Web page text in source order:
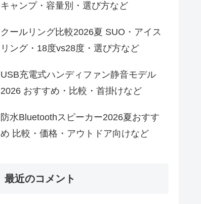
キャンプ・容量別・選び方など
クールリング比較2026夏 SUO・アイス
リング・18度vs28度・選び方など
USB充電式ハンディファン静音モデル
2026 おすすめ・比較・首掛けなど
防水Bluetoothスピーカー2026夏おすす
め 比較・価格・アウトドア向けなど
最近のコメント